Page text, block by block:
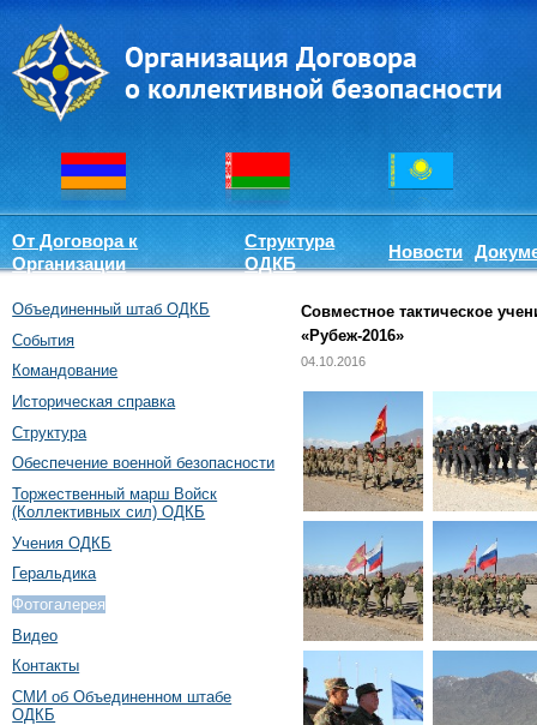
От Договора к
Организации
Структура
ОДКБ
Новости
Объединенный штаб ОДКБ
События
Командование
Историческая справка
Структура
Обеспечение военной безопасности
Торжественный марш Войск
(Коллективных сил) ОДКБ
Учения ОДКБ
Геральдика
Фотогалерея
Видео
Контакты
СМИ об Объединенном штабе
ОДКБ
Совместное тактическое
«Рубеж-2016»
04.10.2016